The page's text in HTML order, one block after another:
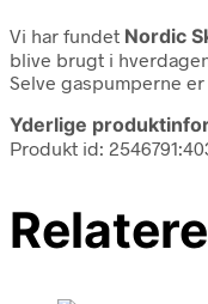
Vi har fundet Nordic
blive brugt i
Selve gaspumperne
Yderlige
Produkt id: